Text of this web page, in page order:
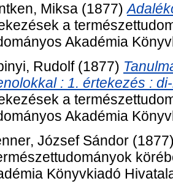
Miksa (1877)
a
Akadémia
Rudolf(1877)
: 1. értekezés :
a
Akadémia
József Sándor
Könyvkiadó